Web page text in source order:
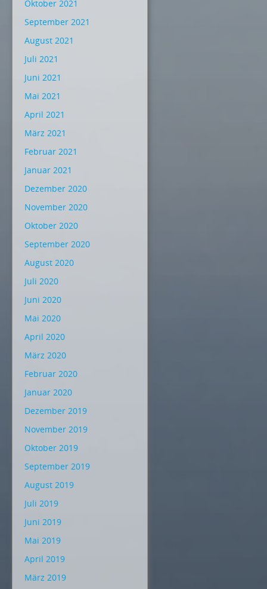
Oktober 2021
September 2021
August 2021
Juli 2021
Juni 2021
Mai 2021
April 2021
März 2021
Februar 2021
Januar 2021
Dezember 2020
November 2020
Oktober 2020
September 2020
August 2020
Juli 2020
Juni 2020
Mai 2020
April 2020
März 2020
Februar 2020
Januar 2020
Dezember 2019
November 2019
Oktober 2019
September 2019
August 2019
Juli 2019
Juni 2019
Mai 2019
April 2019
März 2019